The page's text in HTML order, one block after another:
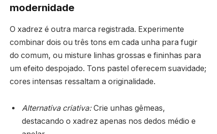
modernidade
O xadrez é outra marca registrada. Experimente
combinar dois ou três tons em cada unha para fugir
do comum, ou misture linhas grossas e fininhas para
um efeito despojado. Tons pastel oferecem suavidade;
cores intensas ressaltam a originalidade.
Alternativa criativa:Crie unhas gêmeas,
destacando o xadrez apenas nos dedos médio e